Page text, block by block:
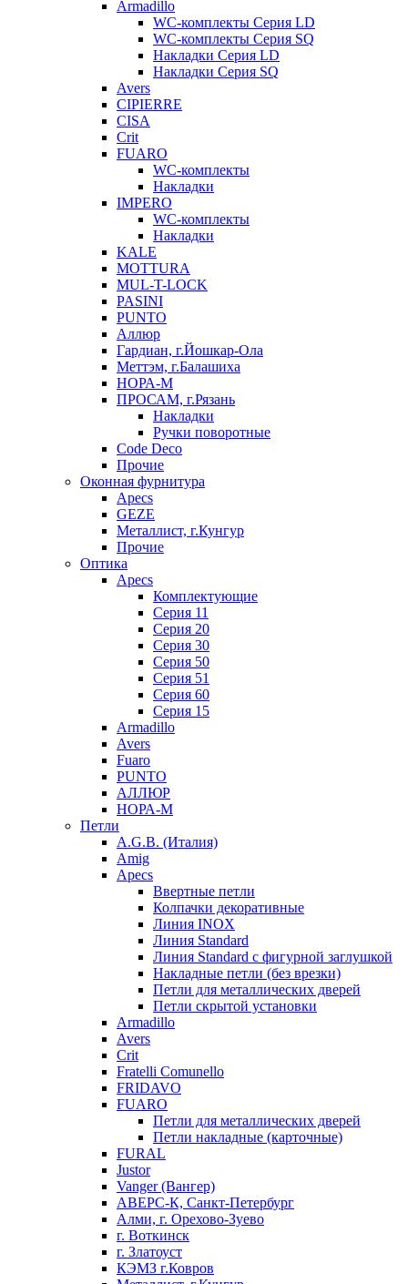
Armadillo
WC-комплекты Серия LD
WC-комплекты Серия SQ
Накладки Серия LD
Накладки Серия SQ
Avers
CIPIERRE
CISA
Crit
FUARO
WC-комплекты
Накладки
IMPERO
WC-комплекты
Накладки
KALE
MOTTURA
MUL-T-LOCK
PASINI
PUNTO
Аллюр
Гардиан, г.Йошкар-Ола
Меттэм, г.Балашиха
НОРА-М
ПРОСАМ, г.Рязань
Накладки
Ручки поворотные
Code Deco
Прочие
Оконная фурнитура
Apecs
GEZE
Металлист, г.Кунгур
Прочие
Оптика
Apecs
Комплектующие
Серия 11
Серия 20
Серия 30
Серия 50
Серия 51
Серия 60
Серия 15
Armadillo
Avers
Fuaro
PUNTO
АЛЛЮР
НОРА-М
Петли
A.G.B. (Италия)
Amig
Apecs
Ввертные петли
Колпачки декоративные
Линия INOX
Линия Standard
Линия Standard с фигурной заглушкой
Накладные петли (без врезки)
Петли для металлических дверей
Петли скрытой установки
Armadillo
Avers
Crit
Fratelli Comunello
FRIDAVO
FUARO
Петли для металлических дверей
Петли накладные (карточные)
FURAL
Justor
Vanger (Вангер)
АВЕРС-К, Санкт-Петербург
Алми, г. Орехово-Зуево
г. Воткинск
г. Златоуст
КЭМЗ г.Ковров